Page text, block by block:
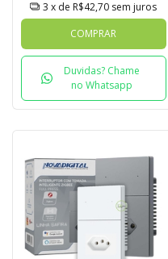
3 x de R$42,70 sem juros
COMPRAR
Duvidas? Chame
no Whatsapp